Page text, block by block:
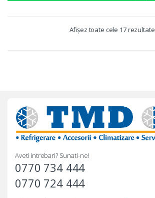
Afișez toate cele 17 rezultate
Aveti intrebari? Sunati-ne!
0770 734 444
0770 724 444